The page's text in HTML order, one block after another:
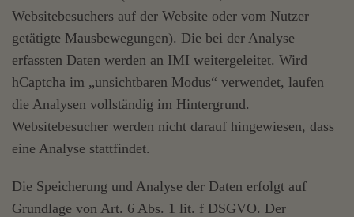
Websitebesuchers auf der Website oder vom Nutzer
getätigte Mausbewegungen). Die bei der Analyse
erfassten Daten werden an IMI weitergeleitet. Wird
hCaptcha im „unsichtbaren Modus“ verwendet, laufen
die Analysen vollständig im Hintergrund.
Websitebesucher werden nicht darauf hingewiesen, dass
eine Analyse stattfindet.
Die Speicherung und Analyse der Daten erfolgt auf
Grundlage von Art. 6 Abs. 1 lit. f DSGVO. Der